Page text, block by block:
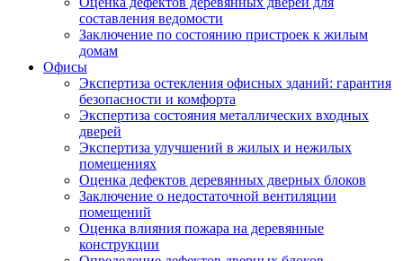
составления ведомости
Заключение по состоянию пристроек к жилым
домам
Офисы
Экспертиза остекления офисных зданий: гарантия
безопасности и комфорта
Экспертиза состояния металлических входных
дверей
Экспертиза улучшений в жилых и нежилых
помещениях
Оценка дефектов деревянных дверных блоков
Заключение о недостаточной вентиляции
помещений
Оценка влияния пожара на деревянные
конструкции